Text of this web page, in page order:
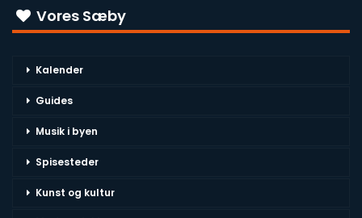
Vores Sæby
Kalender
Guides
Musik i byen
Spisesteder
Kunst og kultur